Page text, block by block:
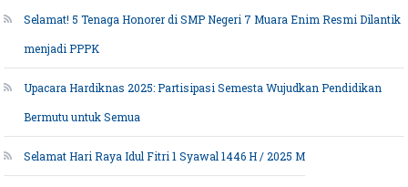
Selamat! 5 Tenaga Honorer di SMP Negeri 7 Muara Enim Resmi Dilantik
menjadi PPPK
Upacara Hardiknas 2025: Partisipasi Semesta Wujudkan Pendidikan
Bermutu untuk Semua
Selamat Hari Raya Idul Fitri 1 Syawal 1446 H / 2025 M